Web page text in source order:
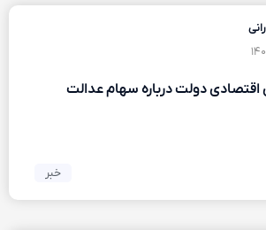
۰۲
دولت درباره سهام عدالت
خبر